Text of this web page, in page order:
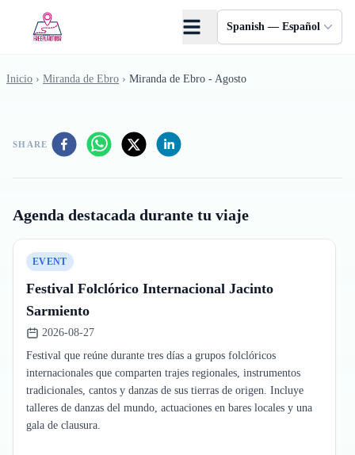
Spanish — Español
Inicio › Miranda de Ebro › Miranda de Ebro - Agosto
SHARE
Agenda destacada durante tu viaje
EVENT
Festival Folclórico Internacional Jacinto
Sarmiento
2026-08-27
Festival que reúne durante tres días a grupos folclóricos
internacionales que comparten trajes regionales, instrumentos
tradicionales, cantos y danzas de sus tierras de origen. Incluye
talleres de danzas del mundo, actuaciones en bares locales y una
gala de clausura.